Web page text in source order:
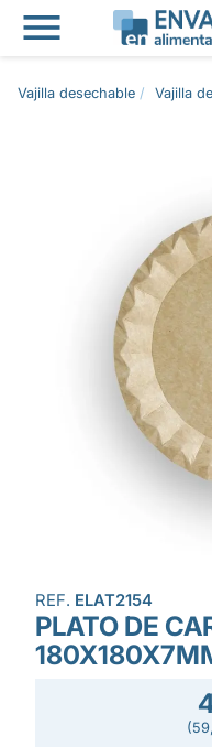

Vajilla desechable Vajilla
REF. ELAT2154
PLATO DE